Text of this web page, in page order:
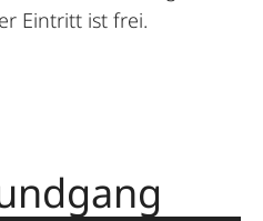
Eintritt ist frei.